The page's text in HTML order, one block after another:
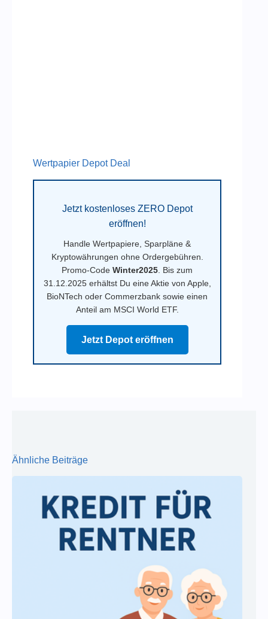
Wertpapier Depot Deal
Jetzt kostenloses ZERO Depot
eröffnen!
Handle Wertpapiere, Sparpläne &
Kryptowährungen ohne Ordergebühren.
Promo-CodeWinter2025. Bis zum
31.12.2025 erhältst Du eine Aktie von Apple,
BioNTech oder Commerzbank sowie einen
Anteil am MSCI World ETF.
Jetzt Depot eröffnen
Ähnliche Beiträge